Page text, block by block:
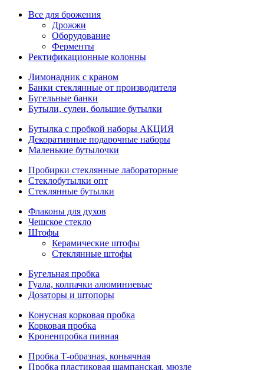
Все для брожения
Дрожжи
Оборудование
Ферменты
Ректификационные колонны
Лимонадник с краном
Банки стеклянные от производителя
Бугельные банки
Бутыли, сулеи, большие бутылки
Бутылка с пробкой наборы АКЦИЯ
Декоративные подарочные наборы
Маленькие бутылочки
Пробирки стеклянные лабораторные
Стеклобутылки опт
Стеклянные бутылки
Флаконы для духов
Чешское стекло
Штофы
Керамические штофы
Стеклянные штофы
Бугельная пробка
Гуала, колпачки алюминиевые
Дозаторы и штопоры
Конусная корковая пробка
Корковая пробка
Кроненпробка пивная
Пробка Т-образная, коньячная
Пробка пластиковая шампанская, мюзле